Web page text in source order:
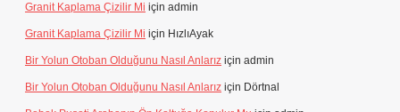
Granit Kaplama Çizilir Mi için admin
Granit Kaplama Çizilir Mi için HızlıAyak
Bir Yolun Otoban Olduğunu Nasıl Anlarız için admin
Bir Yolun Otoban Olduğunu Nasıl Anlarız için Dörtnal